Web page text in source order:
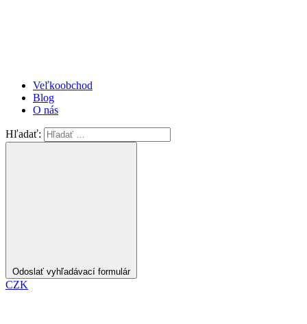
Veľkoobchod
Blog
O nás
Hľadať:
Odoslať vyhľadávací formulár
CZK